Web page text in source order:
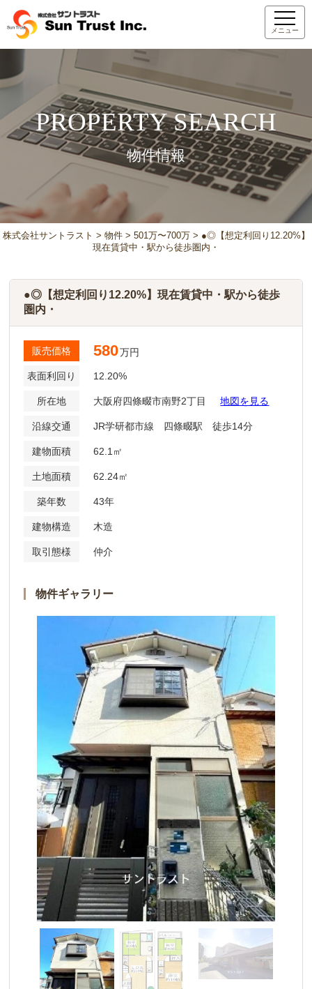
メニュー
PROPERTY SEARCH
物件情報
株式会社サントラスト > 物件> 501万〜700万> ●◎【想定利回り12.20%】
現在賃貸中・駅から徒歩圏内・
●◎【想定利回り12.20%】現在賃貸中・駅から徒歩
圏内・
販売価格 580万円
表面利回り 12.20%
所在地 大阪府四條畷市南野2丁目 地図を見る
沿線交通 JR学研都市線 四條畷駅 徒歩14分
建物面積 62.1㎡
土地面積 62.24㎡
築年数 43年
建物構造 木造
取引態様 仲介
物件ギャラリー